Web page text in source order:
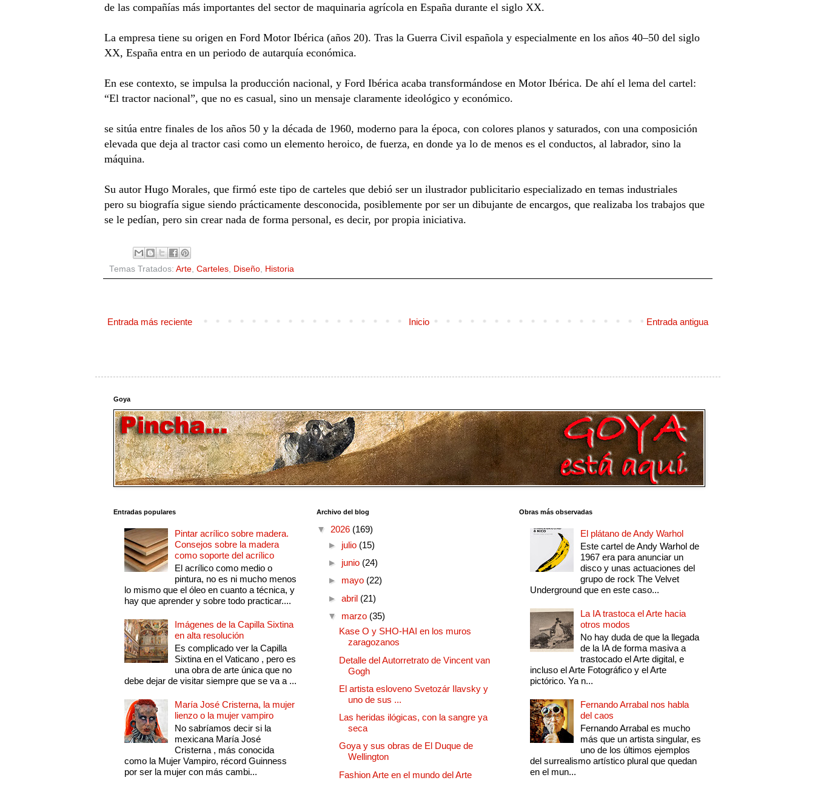
de las compañías más importantes del sector de maquinaria agrícola en España durante el siglo XX.
La empresa tiene su origen en Ford Motor Ibérica (años 20). Tras la Guerra Civil española y especialmente en los años 40–50 del siglo
XX, España entra en un periodo de autarquía económica.
En ese contexto, se impulsa la producción nacional, y Ford Ibérica acaba transformándose en Motor Ibérica. De ahí el lema del cartel:
“El tractor nacional”, que no es casual, sino un mensaje claramente ideológico y económico.
se sitúa entre finales de los años 50 y la década de 1960, moderno para la época, con colores planos y saturados, con una composición
elevada que deja al tractor casi como un elemento heroico, de fuerza, en donde ya lo de menos es el conductos, al labrador, sino la
máquina.
Su autor Hugo Morales, que firmó este tipo de carteles que debió ser un ilustrador publicitario especializado en temas industriales
pero su biografía sigue siendo prácticamente desconocida, posiblemente por ser un dibujante de encargos, que realizaba los trabajos que
se le pedían, pero sin crear nada de forma personal, es decir, por propia iniciativa.
Temas Tratados: Arte, Carteles, Diseño, Historia
Entrada más reciente Entrada antigua
Inicio
Goya
Entradas populares
Pintar acrílico sobre madera.
Consejos sobre la madera
como soporte del acrílico
El acrílico como medio o
pintura, no es ni mucho menos
lo mismo que el óleo en cuanto a técnica, y
hay que aprender y sobre todo practicar....
Imágenes de la Capilla Sixtina
en alta resolución
Es complicado ver la Capilla
Sixtina en el Vaticano , pero es
una obra de arte única que no
debe dejar de visitar siempre que se va a ...
María José Cristerna, la mujer
lienzo o la mujer vampiro
No sabríamos decir si la
mexicana María José
Cristerna , más conocida
como la Mujer Vampiro, récord Guinness
por ser la mujer con más cambi...
Archivo del blog
▼ 2026 (169)
► julio (15)
► junio (24)
► mayo (22)
► abril (21)
▼ marzo (35)
Kase O y SHO-HAI en los muros
zaragozanos
Detalle del Autorretrato de Vincent van
Gogh
El artista esloveno Svetozár Ilavsky y
uno de sus ...
Las heridas ilógicas, con la sangre ya
seca
Goya y sus obras de El Duque de
Wellington
Fashion Arte en el mundo del Arte
Obras más observadas
El plátano de Andy Warhol
Este cartel de Andy Warhol de
1967 era para anunciar un
disco y unas actuaciones del
grupo de rock The Velvet
Underground que en este caso...
La IA trastoca el Arte hacia
otros modos
No hay duda de que la llegada
de la IA de forma masiva a
trastocado el Arte digital, e
incluso el Arte Fotográfico y el Arte
pictórico. Ya n...
Fernando Arrabal nos habla
del caos
Fernando Arrabal es mucho
más que un artista singular, es
uno de los últimos ejemplos
del surrealismo artístico plural que quedan
en el mun...